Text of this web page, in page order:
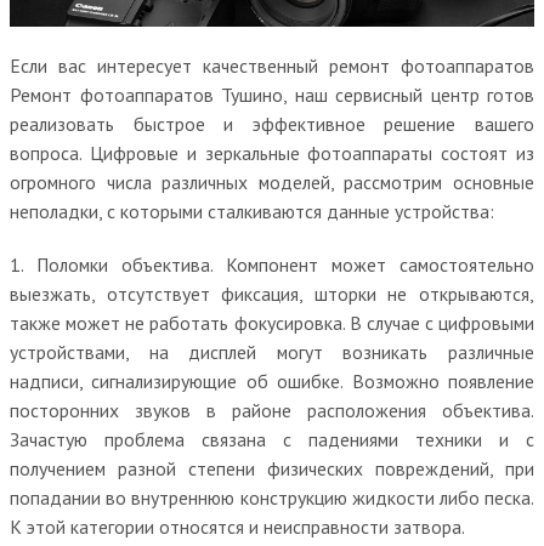
Если вас интересует качественный ремонт фотоаппаратов
Ремонт фотоаппаратов Тушино, наш сервисный центр готов
реализовать быстрое и эффективное решение вашего
вопроса. Цифровые и зеркальные фотоаппараты состоят из
огромного числа различных моделей, рассмотрим основные
неполадки, с которыми сталкиваются данные устройства:
1. Поломки объектива. Компонент может самостоятельно
выезжать, отсутствует фиксация, шторки не открываются,
также может не работать фокусировка. В случае с цифровыми
устройствами, на дисплей могут возникать различные
надписи, сигнализирующие об ошибке. Возможно появление
посторонних звуков в районе расположения объектива.
Зачастую проблема связана с падениями техники и с
получением разной степени физических повреждений, при
попадании во внутреннюю конструкцию жидкости либо песка.
К этой категории относятся и неисправности затвора.